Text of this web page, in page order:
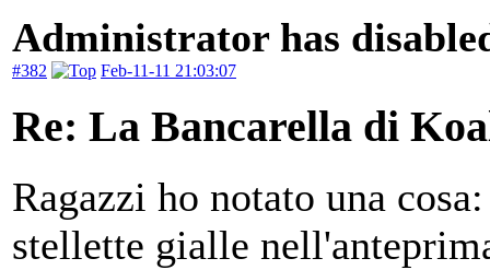
Administrator has
#382 Feb-11-11 21:03:07
Re: La Bancarella di
Ragazzi ho notato una
stellette gialle